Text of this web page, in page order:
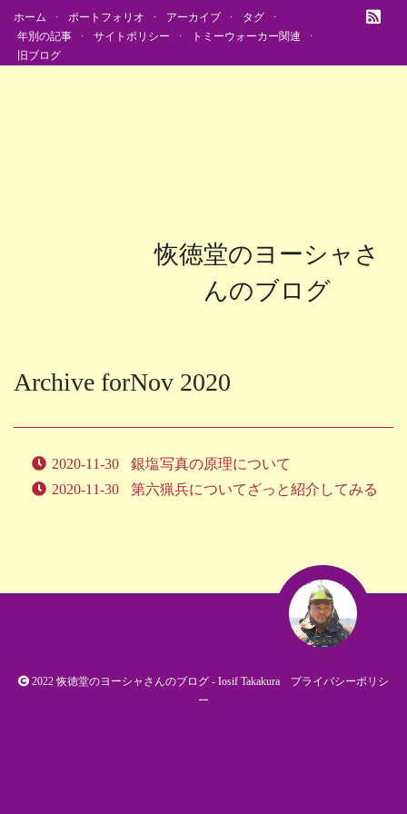
ホーム ポートフォリオ アーカイブ
タグ
年別の記事
サイトポリシー
トミーウォーカー関連
旧ブログ
恢徳堂のヨーシャさ
んのブログ
Archive forNov 2020
2020-11-30
銀塩写真の原理について
2020-11-30
第六猟兵についてざっと紹介してみる
2022恢徳堂のヨーシャさんのブログ - Iosif Takakura プライバシーポリシ
ー